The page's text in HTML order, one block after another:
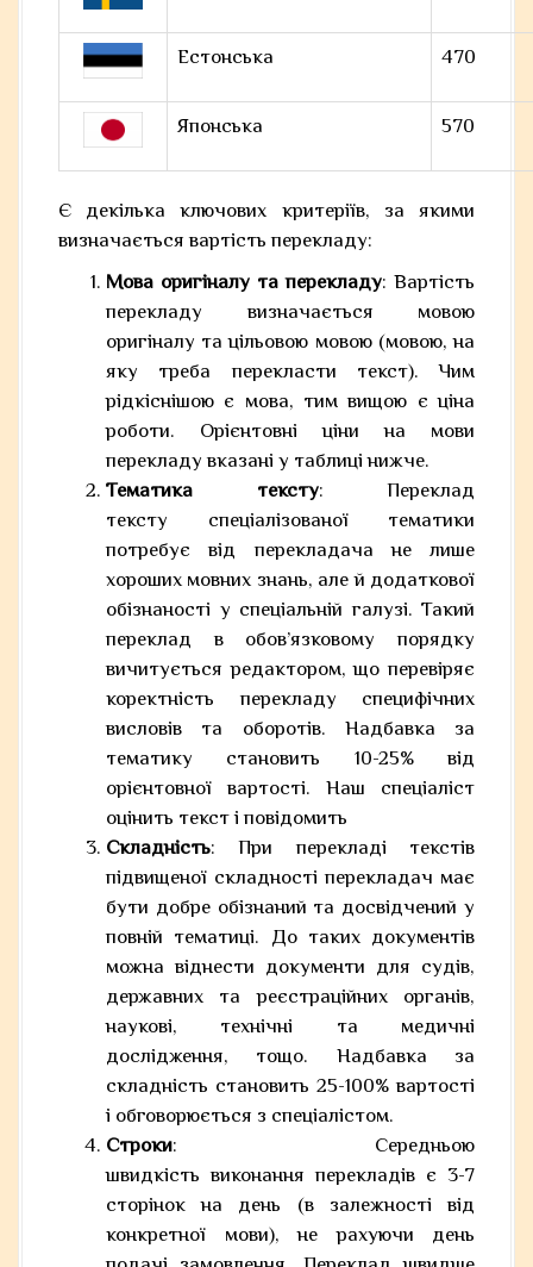
Естонська 470
Японська 570
Є декілька ключових критеріїв, за якими
визначається вартість перекладу:
Мова оригіналу та перекладу: Вартість
перекладу визначається мовою
оригіналу та цільовою мовою (мовою, на
яку треба перекласти текст). Чим
рідкіснішою є мова, тим вищою є ціна
роботи. Орієнтовні ціни на мови
перекладу вказані у таблиці нижче.
Тематика тексту: Переклад
тексту спеціалізованої тематики
потребує від перекладача не лише
хороших мовних знань, але й додаткової
обізнаності у спеціальній галузі. Такий
переклад в обов’язковому порядку
вичитується редактором, що перевіряє
коректність перекладу специфічних
висловів та оборотів. Надбавка за
тематику становить 10-25% від
орієнтовної вартості. Наш спеціаліст
оцінить текст і повідомить
Складність: При перекладі текстів
підвищеної складності перекладач має
бути добре обізнаний та досвідчений у
повній тематиці. До таких документів
можна віднести документи для судів,
державних та реєстраційних органів,
наукові, технічні та медичні
дослідження, тощо. Надбавка за
складність становить 25-100% вартості
і обговорюється з спеціалістом.
Строки: Середньою
швидкість виконання перекладів є 3-7
сторінок на день (в залежності від
конкретної мови), не рахуючи день